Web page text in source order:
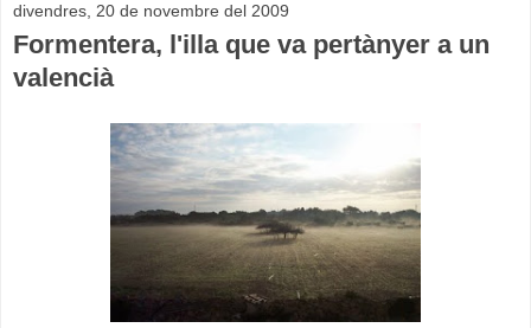
divendres, 20 de novembre del 2009
Formentera, l'illa que va pertànyer a un
valencià